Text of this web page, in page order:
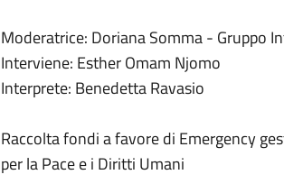
Moderatrice: Doriana Somma - Gruppo
Interviene: Esther Omam Njomo
Interprete: Benedetta Ravasio
Raccolta fondi a favore di Emergency
per la Pace e i Diritti Umani